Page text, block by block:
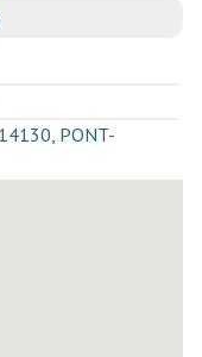
PONT-